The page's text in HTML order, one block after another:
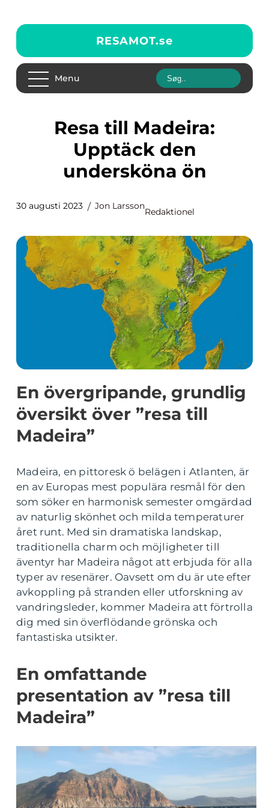
RESAMOT.se
Menu
Resa till Madeira:
Upptäck den
undersköna ön
30 augusti 2023 Jon Larsson
Redaktionel
En övergripande, grundlig
översikt över ”resa till
Madeira”
Madeira, en pittoresk ö belägen i Atlanten, är
en av Europas mest populära resmål för den
som söker en harmonisk semester omgärdad
av naturlig skönhet och milda temperaturer
året runt. Med sin dramatiska landskap,
traditionella charm och möjligheter till
äventyr har Madeira något att erbjuda för alla
typer av resenärer. Oavsett om du är ute efter
avkoppling på stranden eller utforskning av
vandringsleder, kommer Madeira att förtrolla
dig med sin överflödande grönska och
fantastiska utsikter.
En omfattande
presentation av ”resa till
Madeira”